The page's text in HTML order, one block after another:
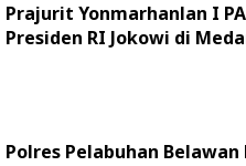
Prajurit Yonmarhanlan I
Presiden RI Jokowi di
Polres Pelabuhan